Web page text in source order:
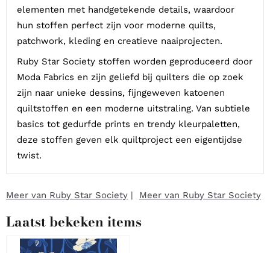
elementen met handgetekende details, waardoor
hun stoffen perfect zijn voor moderne quilts,
patchwork, kleding en creatieve naaiprojecten.
Ruby Star Society stoffen worden geproduceerd door
Moda Fabrics en zijn geliefd bij quilters die op zoek
zijn naar unieke dessins, fijngeweven katoenen
quiltstoffen en een moderne uitstraling. Van subtiele
basics tot gedurfde prints en trendy kleurpaletten,
deze stoffen geven elk quiltproject een eigentijdse
twist.
Meer van Ruby Star Society | Meer van Ruby Star Society
Laatst bekeken items